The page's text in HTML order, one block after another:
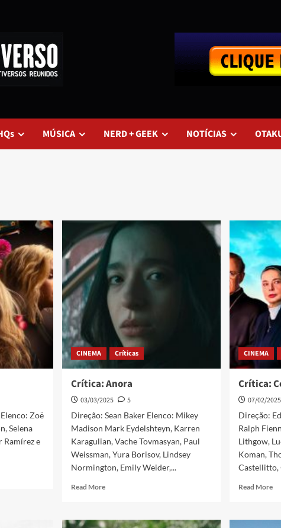
MÚSICA NERD + GEEK NOTÍCIAS
Zoë
Selena
Ramírez e
CINEMA Críticas
Crítica: Anora
03/03/2025
5
Direção: Sean Baker Elenco: Mikey
Madison Mark Eydelshteyn, Karren
Karagulian, Vache Tovmasyan, Paul
Weissman, Yura Borisov, Lindsey
Normington, Emily Weider,...
Read More
CINEMA
Crítica:
07/02/2025
Direção:
Ralph
Lithgow,
Koman,
Castellitto,
Read More